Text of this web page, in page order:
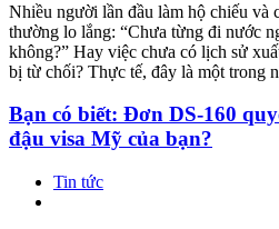
Nhiều người lần đầu làm hộ chiếu và
thường lo lắng: “Chưa từng đi nước
không?” Hay việc chưa có lịch sử
bị từ chối? Thực tế, đây là một trong
Bạn có biết: Đơn DS-160
đậu visa Mỹ của bạn?
Tin tức